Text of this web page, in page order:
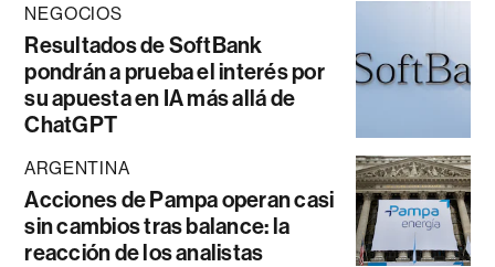
NEGOCIOS
Resultados de SoftBank
pondrán a prueba el interés por
su apuesta en IA más allá de
ChatGPT
ARGENTINA
Acciones de Pampa operan casi
sin cambios tras balance: la
reacción de los analistas